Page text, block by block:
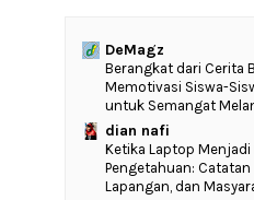
DeMagz
‎Berangkat dari Cerita
Memotivasi Siswa-
untuk Semangat
dian nafi
Ketika Laptop
Pengetahuan: Catatan
Lapangan, dan